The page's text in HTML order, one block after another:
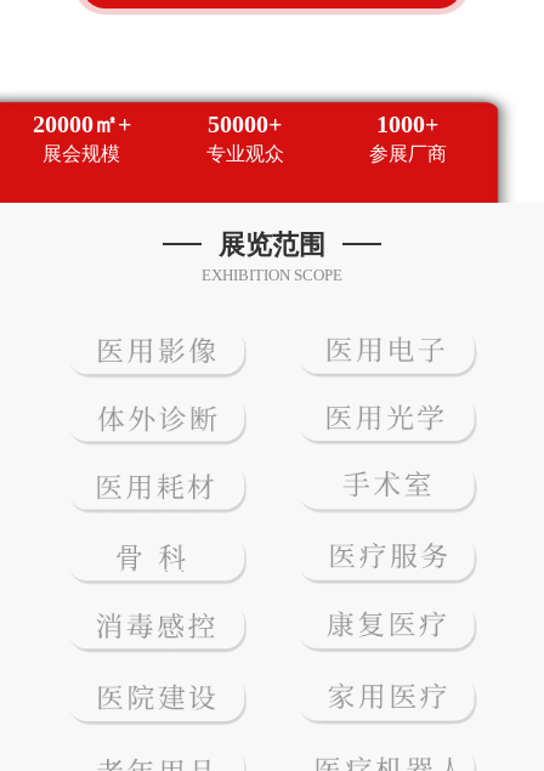
20000㎡+
展会规模
50000+
专业观众
1000+
参展厂商
展览范围
EXHIBITION SCOPE